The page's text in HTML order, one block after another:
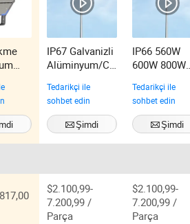
Spor
geçin
IP67 Galvanizli
Alüminyum/CE
300W LED
Yüksek Direk
Işığı
Tedarikçi ile
sohbet edin
Şimdi
İletişime geçin
IP66 560W
600W 800W
LED
Yüksek
Işığı
Tedarikçi ile
sohbet edin
Şimdi
İletişime
$2.100,99-
7.200,99 /
Parça
$2.100,99-
7.200,99 /
Parça